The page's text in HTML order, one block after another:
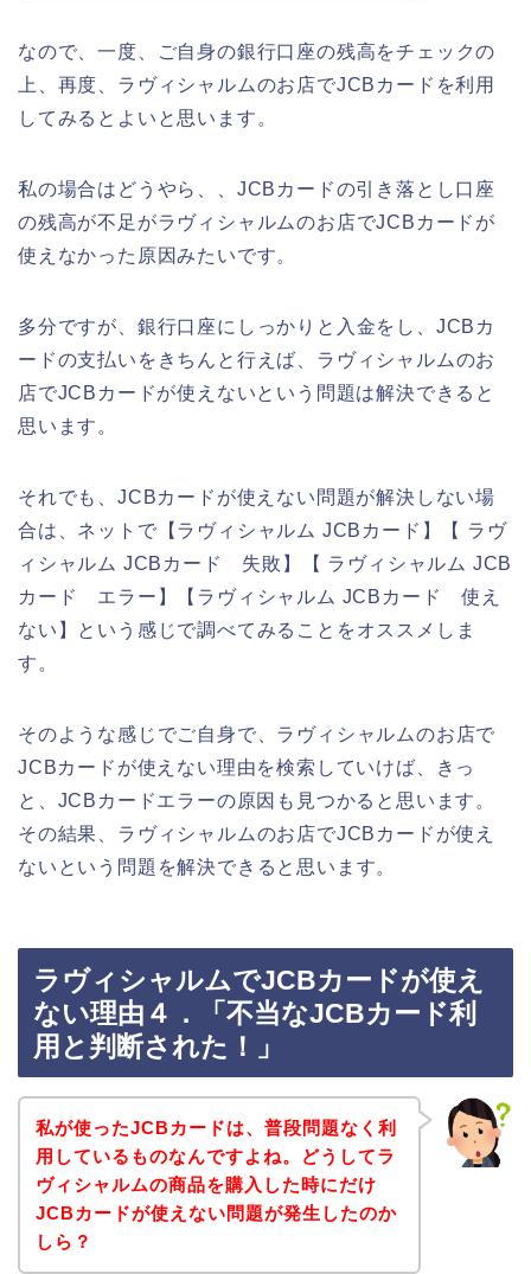
なので、一度、ご自身の銀行口座の残高をチェックの
上、再度、ラヴィシャルムのお店でJCBカードを利用
してみるとよいと思います。
私の場合はどうやら、、JCBカードの引き落とし口座
の残高が不足がラヴィシャルムのお店でJCBカードが
使えなかった原因みたいです。
多分ですが、銀行口座にしっかりと入金をし、JCBカ
ードの支払いをきちんと行えば、ラヴィシャルムのお
店でJCBカードが使えないという問題は解決できると
思います。
それでも、JCBカードが使えない問題が解決しない場
合は、ネットで【ラヴィシャルム JCBカード】【 ラヴ
ィシャルム JCBカード 失敗】【 ラヴィシャルム JCB
カード エラー】【ラヴィシャルム JCBカード 使え
ない】という感じで調べてみることをオススメしま
す。
そのような感じでご自身で、ラヴィシャルムのお店で
JCBカードが使えない理由を検索していけば、きっ
と、JCBカードエラーの原因も見つかると思います。
その結果、ラヴィシャルムのお店でJCBカードが使え
ないという問題を解決できると思います。
ラヴィシャルムでJCBカードが使え
ない理由４．「不当なJCBカード利
用と判断された！」
私が使ったJCBカードは、普段問題なく利
用しているものなんですよね。どうしてラ
ヴィシャルムの商品を購入した時にだけ
JCBカードが使えない問題が発生したのか
しら？